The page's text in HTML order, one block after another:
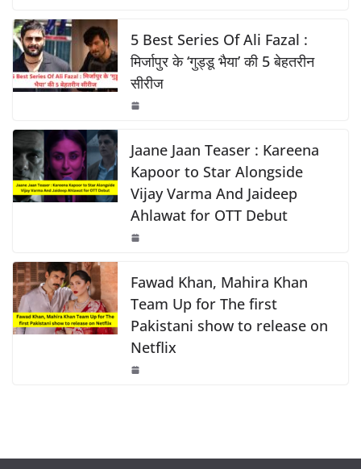
o
k
p k
c
e
b
o
o
k
at
s
A
p
p
y
Li
n
k
e
5 Best Series Of Ali Fazal :
मिर्जापुर के ‘गुड्डू भैया’ की 5 बेहतरीन
सीरीज
Jaane Jaan Teaser : Kareena
Kapoor to Star Alongside
Vijay Varma And Jaideep
Ahlawat for OTT Debut
Fawad Khan, Mahira Khan
Team Up for The first
Pakistani show to release on
Netflix